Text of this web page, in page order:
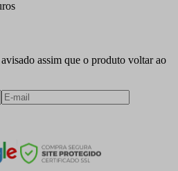
assim que o produto voltar ao